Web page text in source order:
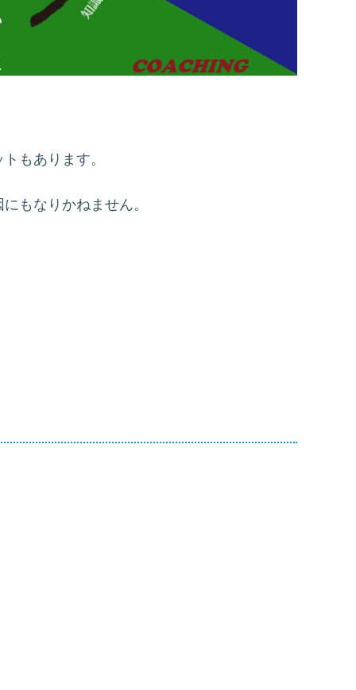
もあります。
もなりかねません。